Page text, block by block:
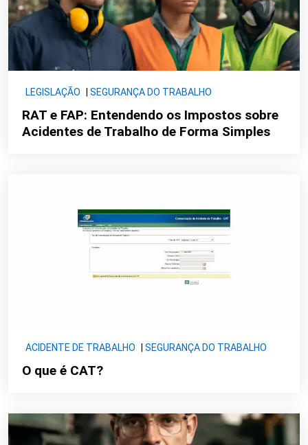
LEGISLAÇÃO SEGURANÇA DO TRABALHO
RAT e FAP: Entendendo os Impostos sobre
Acidentes de Trabalho de Forma Simples
ACIDENTE DE TRABALHO SEGURANÇA DO TRABALHO
O que é CAT?